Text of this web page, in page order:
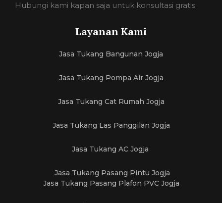
Hubungi kami kapan saja untuk konsultasi gratis
Layanan Kami
Jasa Tukang Bangunan Jogja
Jasa Tukang Pompa Air Jogja
Jasa Tukang Cat Rumah Jogja
Jasa Tukang Las Panggilan Jogja
Jasa Tukang AC Jogja
Jasa Tukang Pasang Pintu Jogja
Jasa Tukang Pasang Plafon PVC Jogja